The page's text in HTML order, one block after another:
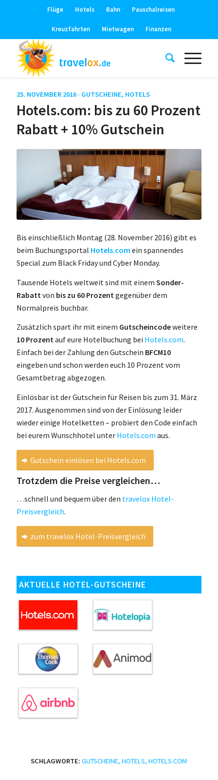
Flüge Hotels Bahn Pauschalreisen
Kreuzfahrten Mietwagen Finanzen
25. NOVEMBER 2016 · GUTSCHEINE, HOTELS
Hotels.com: bis zu 60 Prozent
Rabatt + 10% Gutschein
Bis einschließlich Montag (28. November 2016) gibt es
beim Buchungsportal Hotels.com ein spannendes
Special zum Black Friday und Cyber Monday.
Tausende Hotels weltweit sind mit einem Sonder-
Rabatt von bis zu 60 Prozent gegenüber dem
Normalpreis buchbar.
Zusätzlich spart ihr mit einem Gutscheincodeweitere
10 Prozentauf eure Hotelbuchung bei Hotels.com.
Einfach bei der Zahlung den Gutschein BFCM10
eingeben und schon werden euch 10 Prozent vom
Gesamtbetrag abgezogen.
Einlösbar ist der Gutschein für Reisen bis zum 31. März
2017. Ausgenommen sind von der Einlösung leider
wieder einige Hotelketten – probiert den Code einfach
bei eurem Wunschhotel unter Hotels.com aus.
Gutschein einlösen bei Hotels.com
Trotzdem die Preise vergleichen…
…schnell und bequem über den travelox Hotel-
Preisvergleich.
zum travelox Hotel-Preisvergleich
AKTUELLE HOTEL-GUTSCHEINE
SCHLAGWORTE: GUTSCHEINE,HOTELS,HOTELS.COM